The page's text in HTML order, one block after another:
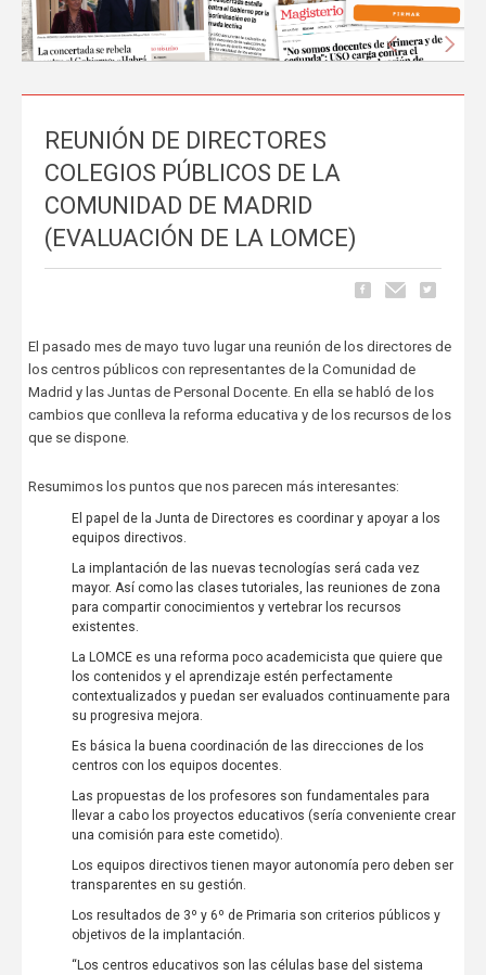
La prensa nacional se hace eco del liderazgo
de FEUSO frente al Proyecto de Ley que
excluye a la concertada
06 de Mayo, publicado enCarrusel
La tramitación del Proyecto de Ley de reducción de la jornada
primer sindicato en dar un paso al frentepara denunciar...
Anterior
REUNIÓN DE DIRECTORES
COLEGIOS PÚBLICOS DE LA
COMUNIDAD DE MADRID
(EVALUACIÓN DE LA LOMCE)
El pasado mes de mayo tuvo lugar una reunión de los directores de
los centros públicos con representantes de la Comunidad de
Madrid y las Juntas de Personal Docente. En ella se habló de los
cambios que conlleva la reforma educativa y de los recursos de los
que se dispone.
Resumimos los puntos que nos parecen más interesantes:
El papel de la Junta de Directores es coordinar y apoyar a los
equipos directivos.
La implantación de las nuevas tecnologías será cada vez
mayor. Así como las clases tutoriales, las reuniones de zona
para compartir conocimientos y vertebrar los recursos
existentes.
La LOMCE es una reforma poco academicista que quiere que
los contenidos y el aprendizaje estén perfectamente
contextualizados y puedan ser evaluados continuamente para
su progresiva mejora.
Es básica la buena coordinación de las direcciones de los
centros con los equipos docentes.
Las propuestas de los profesores son fundamentales para
llevar a cabo los proyectos educativos (sería conveniente crear
una comisión para este cometido).
Los equipos directivos tienen mayor autonomía pero deben ser
transparentes en su gestión.
Los resultados de 3º y 6º de Primaria son criterios públicos y
objetivos de la implantación.
“Los centros educativos son las células base del sistema